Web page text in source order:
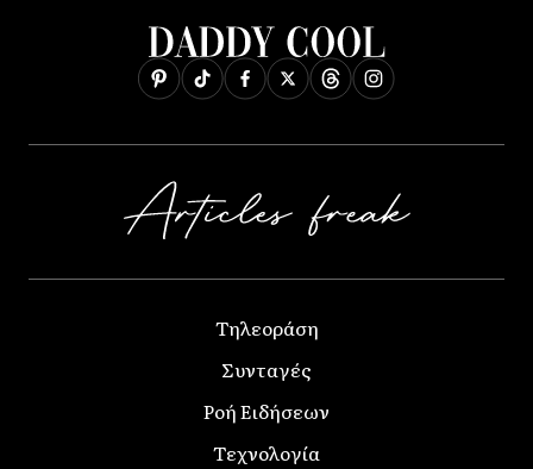
Τηλεοράση
Συνταγές
Ροή Ειδήσεων
Τεχνολογία